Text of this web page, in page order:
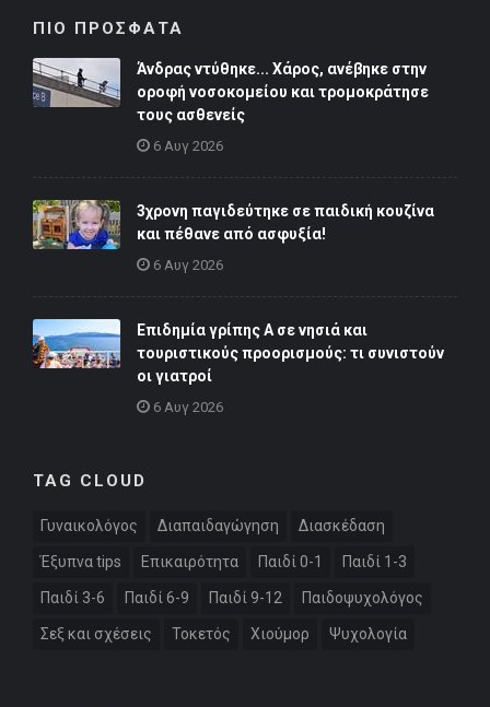
ΠΙΟ ΠΡΟΣΦΑΤΑ
Άνδρας ντύθηκε... Χάρος, ανέβηκε στην
οροφή νοσοκομείου και τρομοκράτησε
τους ασθενείς
6 Αυγ 2026
3χρονη παγιδεύτηκε σε παιδική κουζίνα
και πέθανε από ασφυξία!
6 Αυγ 2026
Επιδημία γρίπης Α σε νησιά και
τουριστικούς προορισμούς: τι συνιστούν
οι γιατροί
6 Αυγ 2026
TAG CLOUD
Γυναικολόγος Διαπαιδαγώγηση Διασκέδαση
Έξυπνα tips Επικαιρότητα Παιδί 0-1 Παιδί 1-3
Παιδί 3-6 Παιδί 6-9 Παιδί 9-12 Παιδοψυχολόγος
Σεξ και σχέσεις Τοκετός Χιούμορ Ψυχολογία